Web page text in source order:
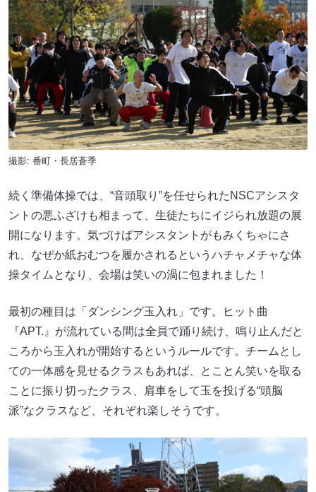
撮影: 番町・長居蒼季
続く準備体操では、“音頭取り”を任せられたNSCアシスタ
ントの悪ふざけも相まって、生徒たちにイジられ放題の展
開になります。気づけばアシスタントがもみくちゃにさ
れ、なぜか紙おむつを履かされるというハチャメチャな体
操タイムとなり、会場は笑いの渦に包まれました！
最初の種目は「ダンシング玉入れ」です。ヒット曲
『APT.』が流れている間は全員で踊り続け、鳴り止んだと
ころから玉入れが開始するというルールです。チームとし
ての一体感を見せるクラスもあれば、とことん笑いを取る
ことに振り切ったクラス、肩車をして玉を投げる“頭脳
派”なクラスなど、それぞれ楽しそうです。